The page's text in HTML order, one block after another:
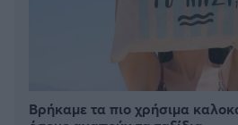
Βρήκαμε τα πιο χρήσιμα